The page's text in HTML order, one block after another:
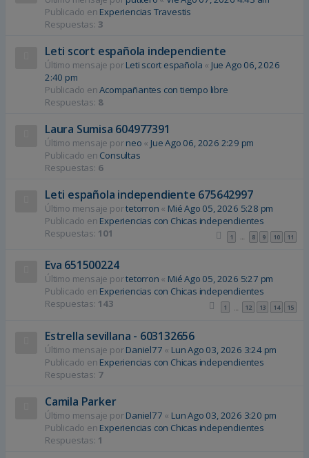
Publicado en Experiencias Travestis
Respuestas: 3
Leti scort española independiente
Último mensaje porLeti scort española « Jue Ago 06, 2026
2:40 pm
Publicado enAcompañantes con tiempo libre
Respuestas: 8
Laura Sumisa 604977391
Último mensaje porneo « Jue Ago 06, 2026 2:29 pm
Publicado en Consultas
Respuestas: 6
Leti española independiente 675642997
Último mensaje portetorron « Mié Ago 05, 2026 5:28 pm
Publicado en Experiencias con Chicas independientes
Respuestas: 101 1 … 8 9 10 11
Eva 651500224
Último mensaje portetorron « Mié Ago 05, 2026 5:27 pm
Publicado en Experiencias con Chicas independientes
Respuestas: 143 1 … 12 13 14 15
Estrella sevillana - 603132656
Último mensaje porDaniel77 « Lun Ago 03, 2026 3:24 pm
Publicado en Experiencias con Chicas independientes
Respuestas: 7
Camila Parker
Último mensaje porDaniel77 « Lun Ago 03, 2026 3:20 pm
Publicado en Experiencias con Chicas independientes
Respuestas: 1